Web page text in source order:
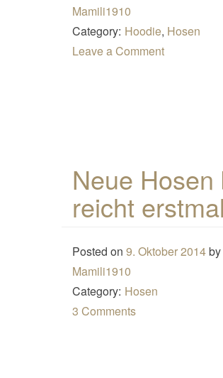
Mamili1910
Category: Hoodie, Hosen
Leave a Comment
Neue
reicht
Posted on 9. Oktober 2014by
Mamili1910
Category: Hosen
3 Comments